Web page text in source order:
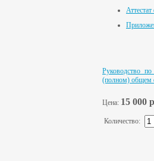
Руководство
(полном) общем
Цена: 15 000
Количество: